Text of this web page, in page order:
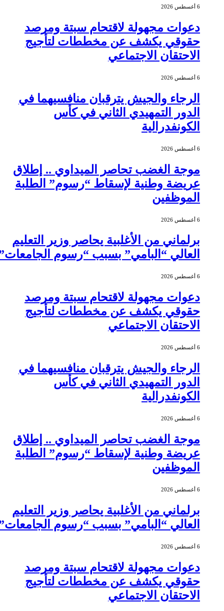
دعوات مجهولة لاقتحام سبتة ومرصد
حقوقي يكشف عن مخططات لتأجيج
الاحتقان الاجتماعي
الرجاء والجيش يترقبان منافسيهما في
الدور التمهيدي الثاني في كأس
الكونفدرالية
موجة الغضب تحاصر الميداوي .. إطلاق
عريضة وطنية لإسقاط “رسوم” الطلبة
الموظفين
برلماني من الأغلبية يحاصر وزير التعليم
العالي “البامي” بسبب “رسوم الجامعات”
دعوات مجهولة لاقتحام سبتة ومرصد
حقوقي يكشف عن مخططات لتأجيج
الاحتقان الاجتماعي
الرجاء والجيش يترقبان منافسيهما في
الدور التمهيدي الثاني في كأس
الكونفدرالية
موجة الغضب تحاصر الميداوي .. إطلاق
عريضة وطنية لإسقاط “رسوم” الطلبة
الموظفين
برلماني من الأغلبية يحاصر وزير التعليم
العالي “البامي” بسبب “رسوم الجامعات”
دعوات مجهولة لاقتحام سبتة ومرصد
حقوقي يكشف عن مخططات لتأجيج
الاحتقان الاجتماعي